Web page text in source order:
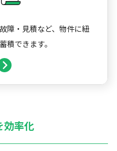
障・見積など、物件に紐
積できます。
効率化